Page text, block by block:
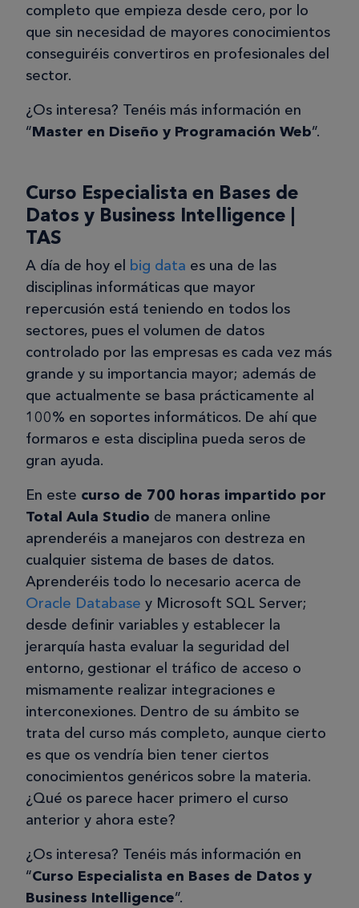
completo que empieza desde cero, por lo
que sin necesidad de mayores conocimientos
conseguiréis convertiros en profesionales del
sector.
¿Os interesa? Tenéis más información en
“Master en Diseño y Programación Web”.
Curso Especialista en Bases de
Datos y Business Intelligence |
TAS
A día de hoy el big data es una de las
disciplinas informáticas que mayor
repercusión está teniendo en todos los
sectores, pues el volumen de datos
controlado por las empresas es cada vez más
grande y su importancia mayor; además de
que actualmente se basa prácticamente al
100% en soportes informáticos. De ahí que
formaros e esta disciplina pueda seros de
gran ayuda.
En este curso de 700 horas impartido por
Total Aula Studio de manera online
aprenderéis a manejaros con destreza en
cualquier sistema de bases de datos.
Aprenderéis todo lo necesario acerca de
Oracle Database y Microsoft SQL Server;
desde definir variables y establecer la
jerarquía hasta evaluar la seguridad del
entorno, gestionar el tráfico de acceso o
mismamente realizar integraciones e
interconexiones. Dentro de su ámbito se
trata del curso más completo, aunque cierto
es que os vendría bien tener ciertos
conocimientos genéricos sobre la materia.
¿Qué os parece hacer primero el curso
anterior y ahora este?
¿Os interesa? Tenéis más información en
“Curso Especialista en Bases de Datos y
Business Intelligence”.